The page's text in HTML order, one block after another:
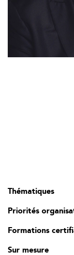
Thématiques
Priorités
Formations
Sur mesure